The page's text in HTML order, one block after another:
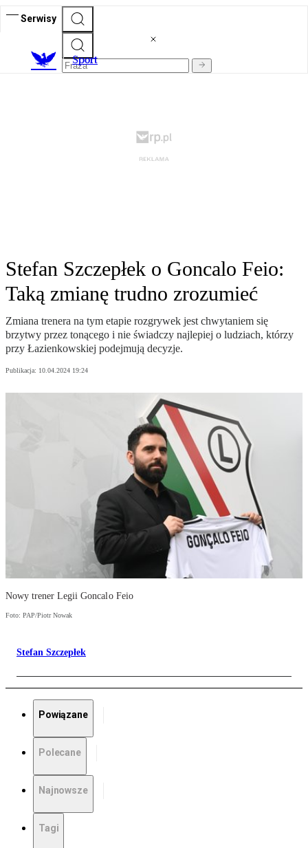
Serwisy
Sport
Stefan Szczepłek o Goncalo Feio:
Taką zmianę trudno zrozumieć
Zmiana trenera na tym etapie rozgrywek jest chwytaniem się
brzytwy przez tonącego i nie świadczy najlepiej o ludziach, którzy
przy Łazienkowskiej podejmują decyzje.
Publikacja: 10.04.2024 19:24
Nowy trener Legii Goncalo Feio
Foto: PAP/Piotr Nowak
Stefan Szczepłek
Powiązane
Polecane
Najnowsze
Tagi